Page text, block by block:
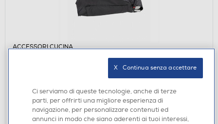
ACCESSORI CUCINA
WEBER - GUSCIO PROTETTIVO PER WEBER
Acquisto online:disponibile
Ritiro in negozio:non disponibile
Ci serviamo di queste tecnologie, anche di terze
parti, per offrirti una migliore esperienza di
navigazione, per personalizzare contenuti ed
annunci in modo che siano aderenti ai tuoi interessi,
X   Continua senza accettare